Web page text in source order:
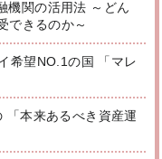
機関の活用法 ～どん
できるのか～
希望NO.1の国 「マレ
本来あるべき資産運